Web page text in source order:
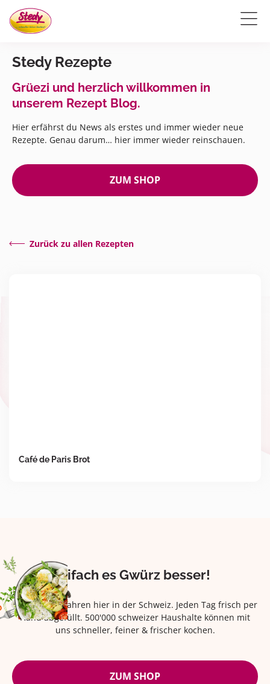
Stedy Rezepte
Grüezi und herzlich willkommen in
unserem Rezept Blog.
Hier erfährst du News als erstes und immer wieder neue
Rezepte. Genau darum… hier immer wieder reinschauen.
ZUM SHOP
Zurück zu allen Rezepten
Café de Paris Brot
Eifach es Gwürz besser!
Seit über 42 Jahren hier in der Schweiz. Jeden Tag frisch per
Hand abgefüllt. 500'000 schweizer Haushalte können mit
uns schneller, feiner & frischer kochen.
ZUM SHOP